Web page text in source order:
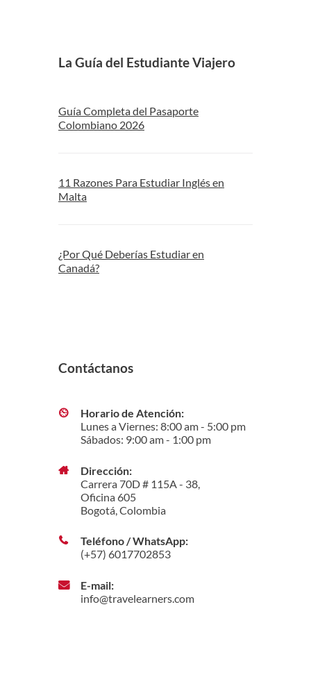
La Guía del Estudiante Viajero
Guía Completa del Pasaporte
Colombiano 2026
11 Razones Para Estudiar Inglés en
Malta
¿Por Qué Deberías Estudiar en
Canadá?
Contáctanos
Horario de Atención:
Lunes a Viernes: 8:00 am - 5:00 pm
Sábados: 9:00 am - 1:00 pm
Dirección:
Carrera 70D # 115A - 38,
Oficina 605
Bogotá, Colombia
Teléfono / WhatsApp:
(+57) 6017702853
E-mail:
info@travelearners.com